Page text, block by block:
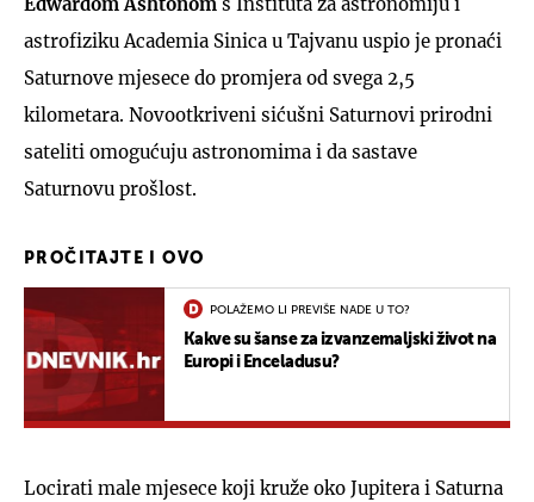
astrofiziku Academia Sinica u Tajvanu uspio je pronaći
Saturnove mjesece do promjera od svega 2,5
kilometara. Novootkriveni sićušni Saturnovi prirodni
sateliti omogućuju astronomima i da sastave
Saturnovu prošlost.
PROČITAJTE I OVO
POLAŽEMO LI PREVIŠE NADE U TO?
Kakve su šanse za izvanzemaljski život na
Europi i Enceladusu?
Locirati male mjesece koji kruže oko Jupitera i Saturna